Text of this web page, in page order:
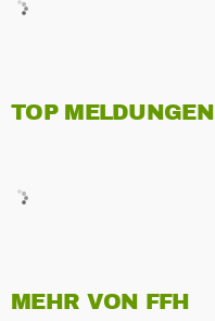
TOP MELDUNGEN
MEHR VON FFH